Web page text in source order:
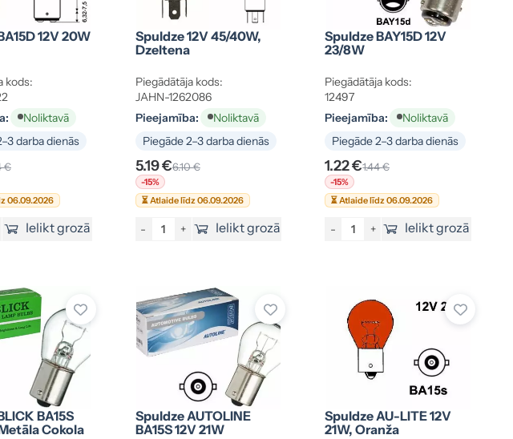
12V 20W
kods:
Noliktavā
darba dienās
€
06.09.2026
Ielikt grozā
Spuldze 12V 45/40W,
Dzeltena
Piegādātāja kods:
JAHN-1262086
Pieejamība:
Noliktavā
Piegāde 2–3 darba dienās
5.19 €6.10 €
-15%
⏳ Atlaide līdz 06.09.2026
- + Ielikt grozā
Spuldze BAY15D 12V
23/8W
Piegādātāja kods:
12497
Pieejamība:
Noliktavā
Piegāde 2–3 darba dienās
1.22 €1.44 €
-15%
⏳ Atlaide līdz 06.09.2026
- + Ielikt grozā
BA15S
Cokola
Spuldze AUTOLINE
BA15S 12V 21W
Spuldze AU-LITE 12V
21W, Oranža